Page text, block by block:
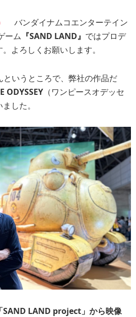
バンダイナムコエンターテイン
ーム 『SAND LAND』 ではプロデ
よろしくお願いします。
というところで、弊社の作品だ
ODYSSEY （ワンピースオデッセ
した。
LAND project」から映像